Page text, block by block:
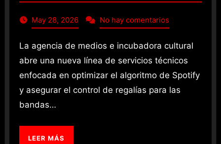
May 28, 2026 No hay comentarios
La agencia de medios e incubadora cultural
abre una nueva línea de servicios técnicos
enfocada en optimizar el algoritmo de Spotify
y asegurar el control de regalías para las
bandas…
LEER MÁS